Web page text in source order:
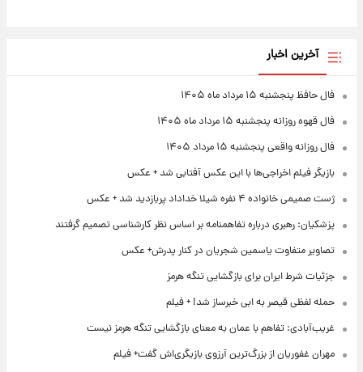
آخرین اخبار
فال حافظ پنجشنبه ۱۵ مرداد ماه ۱۴۰۵
فال قهوه روزانه پنجشنبه ۱۵ مرداد ماه ۱۴۰۵
فال روزانه واقعی پنجشنبه ۱۵ مرداد ۱۴۰۵
بازیگر فیلم اخراجی‌ها با این عکس آفتابی شد + عکس
ژست صمیمی خانواده ۴ نفره شیلا خداداد پربازدید شد + عکس
پزشکیان: رهبری درباره تفاهمنامه بر اساس نظر کارشناسی تصمیم گرفتند
تصاویر متفاوت یاسمین شجریان در کنار پدرش+ عکس
جزئیات شرط ایران برای بازگشایی تنگه هرمز
حمله لفظی قیصر به ابی خبرساز شد! + فیلم
غریب‌آبادی: تفاهم با عمان به معنای بازگشایی تنگه هرمز نیست
مهران غفوریان از بزرگ‌ترین آرزوی بازیگری‌اش گفت+ فیلم